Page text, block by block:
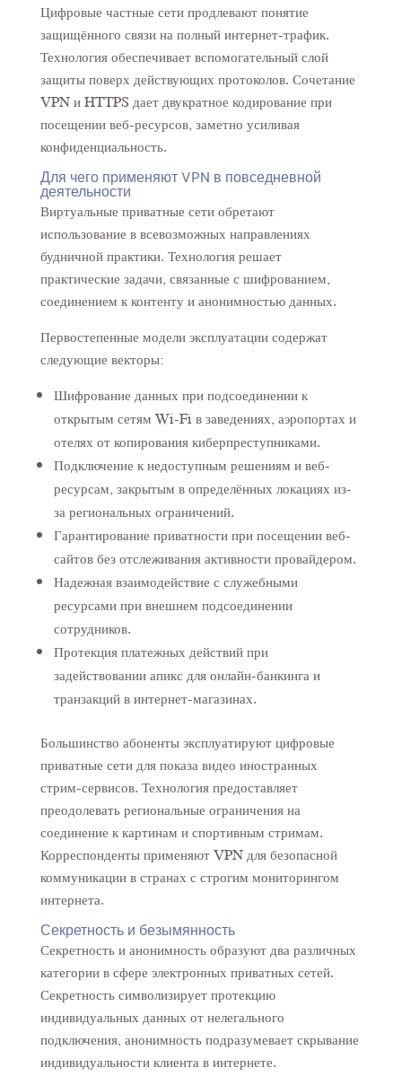
Цифровые частные сети продлевают понятие
защищённого связи на полный интернет-трафик.
Технология обеспечивает вспомогательный слой
защиты поверх действующих протоколов. Сочетание
VPN и HTTPS дает двукратное кодирование при
посещении веб-ресурсов, заметно усиливая
конфиденциальность.
Для чего применяют VPN в повседневной
деятельности
Виртуальные приватные сети обретают
использование в всевозможных направлениях
будничной практики. Технология решает
практические задачи, связанные с шифрованием,
соединением к контенту и анонимностью данных.
Первостепенные модели эксплуатации содержат
следующие векторы:
Шифрование данных при подсоединении к
открытым сетям Wi-Fi в заведениях, аэропортах и
отелях от копирования киберпреступниками.
Подключение к недоступным решениям и веб-
ресурсам, закрытым в определённых локациях из-
за региональных ограничений.
Гарантирование приватности при посещении веб-
сайтов без отслеживания активности провайдером.
Надежная взаимодействие с служебными
ресурсами при внешнем подсоединении
сотрудников.
Протекция платежных действий при
задействовании апикс для онлайн-банкинга и
транзакций в интернет-магазинах.
Большинство абоненты эксплуатируют цифровые
приватные сети для показа видео иностранных
стрим-сервисов. Технология предоставляет
преодолевать региональные ограничения на
соединение к картинам и спортивным стримам.
Корреспонденты применяют VPN для безопасной
коммуникации в странах с строгим мониторингом
интернета.
Секретность и безымянность
Секретность и анонимность образуют два различных
категории в сфере электронных приватных сетей.
Секретность символизирует протекцию
индивидуальных данных от нелегального
подключения, анонимность подразумевает скрывание
индивидуальности клиента в интернете.